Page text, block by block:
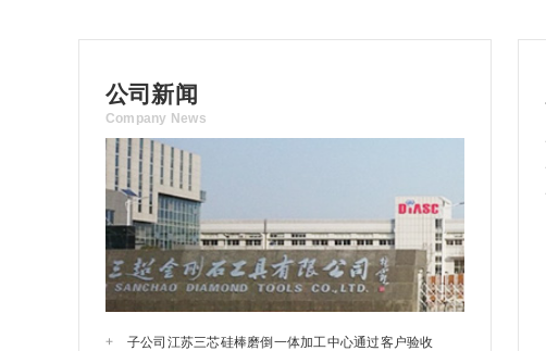
公司新闻
Company News
子公司江苏三芯硅棒磨倒一体加工中心通过客户验收